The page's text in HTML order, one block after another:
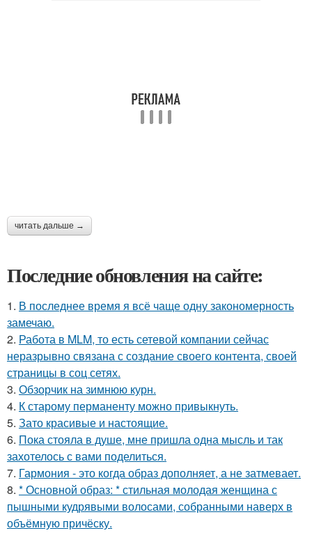
читать дальше →
Последние обновления на сайте:
1. В последнее время я всё чаще одну закономерность
замечаю.
2. Работа в MLM, то есть сетевой компании сейчас
неразрывно связана с создание своего контента, своей
страницы в соц сетях.
3. Обзорчик на зимнюю курн.
4. К старому перманенту можно привыкнуть.
5. Зато красивые и настоящие.
6. Пока стояла в душе, мне пришла одна мысль и так
захотелось с вами поделиться.
7. Гармония - это когда образ дополняет, а не затмевает.
8. * Основной образ: * стильная молодая женщина с
пышными кудрявыми волосами, собранными наверх в
объёмную причёску.